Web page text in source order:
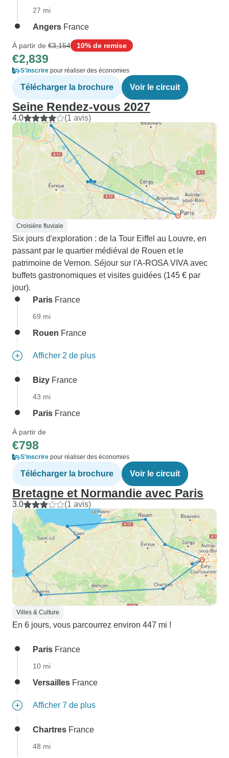
27 mi
Angers France
À partir de €3,154 10% de remise
€2,839
S'inscrire pour réaliser des économies
Télécharger la brochure Voir le circuit
Seine Rendez-vous 2027
4.0 (1 avis)
Croisière fluviale
Six jours d'exploration : de la Tour Eiffel au Louvre, en
passant par le quartier médiéval de Rouen et le
patrimoine de Vernon. Séjour sur l'A-ROSA VIVA avec
buffets gastronomiques et visites guidées (145 € par
jour).
Paris France
69 mi
Rouen France
Afficher 2 de plus
Bizy France
43 mi
Paris France
À partir de
€798
S'inscrire pour réaliser des économies
Télécharger la brochure Voir le circuit
Bretagne et Normandie avec Paris
3.0 (1 avis)
Villes & Culture
En 6 jours, vous parcourrez environ 447 mi !
Paris France
10 mi
Versailles France
Afficher 7 de plus
Chartres France
48 mi